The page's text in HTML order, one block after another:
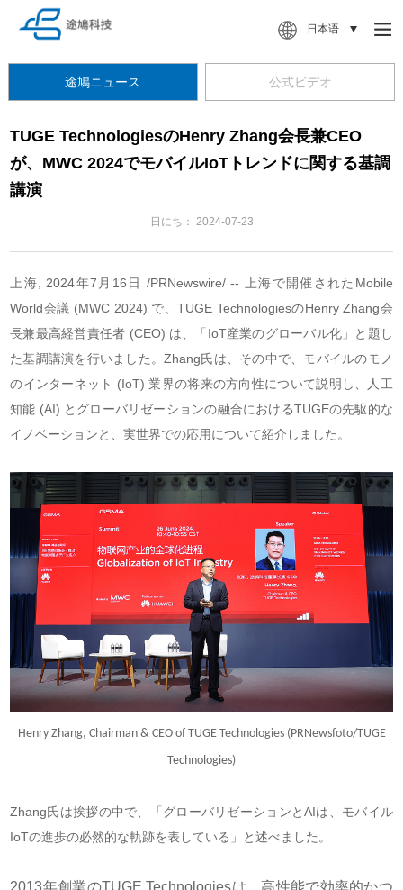
日本语
途鳩ニュース 公式ビデオ
TUGE TechnologiesのHenry Zhang会長兼CEO
が、MWC 2024でモバイルIoTトレンドに関する基調
講演
日にち： 2024-07-23
上海, 2024年7月16日 /PRNewswire/ -- 上海で開催されたMobile
World会議 (MWC 2024) で、TUGE TechnologiesのHenry Zhang会
長兼最高経営責任者 (CEO) は、「IoT産業のグローバル化」と題し
た基調講演を行いました。Zhang氏は、その中で、モバイルのモノ
のインターネット (IoT) 業界の将来の方向性について説明し、人工
知能 (AI) とグローバリゼーションの融合におけるTUGEの先駆的な
イノベーションと、実世界での応用について紹介しました。
Henry Zhang, Chairman & CEO of TUGE Technologies (PRNewsfoto/TUGE
Technologies)
Zhang氏は挨拶の中で、「グローバリゼーションとAIは、モバイル
IoTの進歩の必然的な軌跡を表している」と述べました。